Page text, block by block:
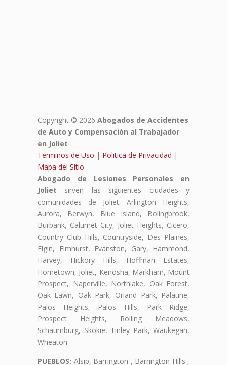
Copyright © 2026 Abogados de Accidentes
de Auto y Compensación al Trabajador
en Joliet
Terminos de Uso | Politica de Privacidad |
Mapa del Sitio
Abogado de Lesiones Personales en
Joliet sirven las siguientes ciudades y
comunidades de Joliet: Arlington Heights,
Aurora, Berwyn, Blue Island, Bolingbrook,
Burbank, Calumet City, Joliet Heights, Cicero,
Country Club Hills, Countryside, Des Plaines,
Elgin, Elmhurst, Evanston, Gary, Hammond,
Harvey, Hickory Hills, Hoffman Estates,
Hometown, Joliet, Kenosha, Markham, Mount
Prospect, Naperville, Northlake, Oak Forest,
Oak Lawn, Oak Park, Orland Park, Palatine,
Palos Heights, Palos Hills, Park Ridge,
Prospect Heights, Rolling Meadows,
Schaumburg, Skokie, Tinley Park, Waukegan,
Wheaton
PUEBLOS: Alsip, Barrington , Barrington Hills ,